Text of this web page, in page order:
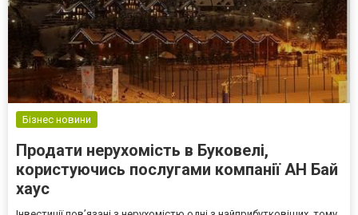
Бізнес новини
Продати нерухомість в Буковелі,
користуючись послугами компанії АН Бай
хаус